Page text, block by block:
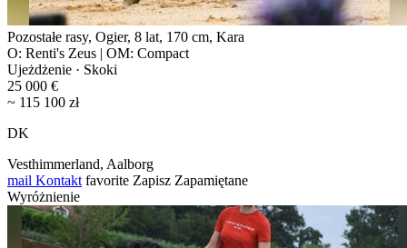
Pozostałe rasy, Ogier, 8 lat, 170 cm, Kara
O: Renti's Zeus | OM: Compact
Ujeżdżenie · Skoki
25 000 €
~ 115 100 zł
DK
Vesthimmerland, Aalborg
mail Kontakt favorite Zapisz Zapamiętane
Wyróżnienie